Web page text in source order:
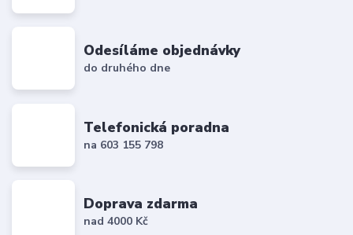
Odesíláme objednávky
do druhého dne
Telefonická poradna
na 603 155 798
Doprava zdarma
nad 4000 Kč